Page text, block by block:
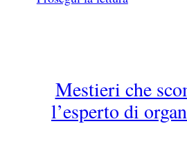
Mestieri che
l’esperto di